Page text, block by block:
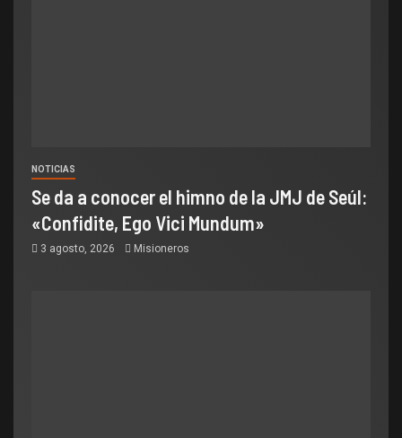
NOTICIAS
Se da a conocer el himno de la JMJ de Seúl:
«Confidite, Ego Vici Mundum»
3 agosto, 2026 Misioneros